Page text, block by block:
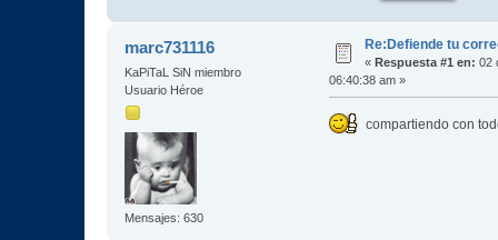
marc731116
KaPiTaL SiN miembro
Usuario Héroe
Mensajes: 630
Re:Defiende tu
« Respuesta #1 en: 02
06:40:38 am »
compartiendo con